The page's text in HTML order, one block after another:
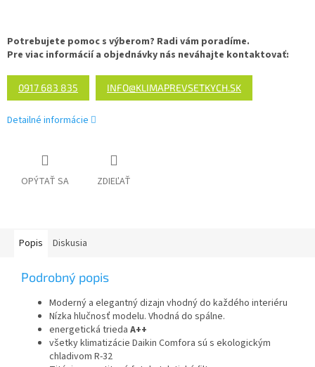
Potrebujete pomoc s výberom? Radi vám poradíme.
Pre viac informácií a objednávky nás neváhajte kontaktovať:
0917 683 835 INFO@KLIMAPREVSETKYCH.SK
Detailné informácie
OPÝTAŤ SA ZDIEĽAŤ
Popis Diskusia
Podrobný popis
Moderný a elegantný dizajn vhodný do každého interiéru
Nízka hlučnosť modelu. Vhodná do spálne.
energetická trieda A++
všetky klimatizácie Daikin Comfora sú s ekologickým
chladivom R-32